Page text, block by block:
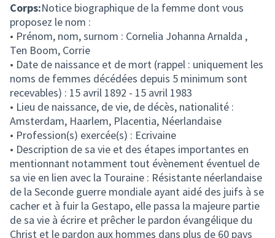
Corps:Notice biographique de la femme dont vous
proposez le nom :
• Prénom, nom, surnom : Cornelia Johanna Arnalda ,
Ten Boom, Corrie
• Date de naissance et de mort (rappel : uniquement les
noms de femmes décédées depuis 5 minimum sont
recevables) : 15 avril 1892 - 15 avril 1983
• Lieu de naissance, de vie, de décès, nationalité :
Amsterdam, Haarlem, Placentia, Néerlandaise
• Profession(s) exercée(s) : Ecrivaine
• Description de sa vie et des étapes importantes en
mentionnant notamment tout évènement éventuel de
sa vie en lien avec la Touraine : Résistante néerlandaise
de la Seconde guerre mondiale ayant aidé des juifs à se
cacher et à fuir la Gestapo, elle passa la majeure partie
de sa vie à écrire et prêcher le pardon évangélique du
Christ et le pardon aux hommes dans plus de 60 pays